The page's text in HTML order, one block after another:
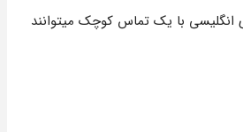
انگلیسی با یک تماس کوچک می­توانند